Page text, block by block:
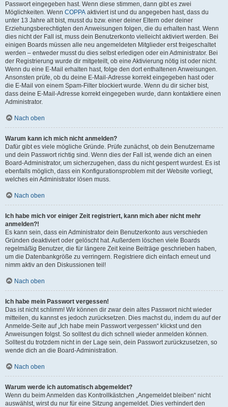
Passwort eingegeben hast. Wenn diese stimmen, dann gibt es zwei
Möglichkeiten. Wenn COPPA aktiviert ist und du angegeben hast, dass du
unter 13 Jahre alt bist, musst du bzw. einer deiner Eltern oder deiner
Erziehungsberechtigten den Anweisungen folgen, die du erhalten hast. Wenn
dies nicht der Fall ist, muss dein Benutzerkonto vielleicht aktiviert werden. Bei
einigen Boards müssen alle neu angemeldeten Mitglieder erst freigeschaltet
werden – entweder musst du dies selbst erledigen oder ein Administrator. Bei
der Registrierung wurde dir mitgeteilt, ob eine Aktivierung nötig ist oder nicht.
Wenn du eine E-Mail erhalten hast, folge den dort enthaltenen Anweisungen.
Ansonsten prüfe, ob du deine E-Mail-Adresse korrekt eingegeben hast oder
die E-Mail von einem Spam-Filter blockiert wurde. Wenn du dir sicher bist,
dass deine E-Mail-Adresse korrekt eingegeben wurde, dann kontaktiere einen
Administrator.
Nach oben
Warum kann ich mich nicht anmelden?
Dafür gibt es viele mögliche Gründe. Prüfe zunächst, ob dein Benutzername
und dein Passwort richtig sind. Wenn dies der Fall ist, wende dich an einen
Board-Administrator, um sicherzugehen, dass du nicht gesperrt wurdest. Es ist
ebenfalls möglich, dass ein Konfigurationsproblem mit der Website vorliegt,
welches ein Administrator lösen muss.
Nach oben
Ich habe mich vor einiger Zeit registriert, kann mich aber nicht mehr
anmelden?!
Es kann sein, dass ein Administrator dein Benutzerkonto aus verschieden
Gründen deaktiviert oder gelöscht hat. Außerdem löschen viele Boards
regelmäßig Benutzer, die für längere Zeit keine Beiträge geschrieben haben,
um die Datenbankgröße zu verringern. Registriere dich einfach erneut und
nimm aktiv an den Diskussionen teil!
Nach oben
Ich habe mein Passwort vergessen!
Das ist nicht schlimm! Wir können dir zwar dein altes Passwort nicht wieder
mitteilen, du kannst es jedoch zurücksetzen. Dies machst du, indem du auf der
Anmelde-Seite auf „Ich habe mein Passwort vergessen“ klickst und den
Anweisungen folgst. So solltest du dich schnell wieder anmelden können.
Solltest du trotzdem nicht in der Lage sein, dein Passwort zurückzusetzen, so
wende dich an die Board-Administration.
Nach oben
Warum werde ich automatisch abgemeldet?
Wenn du beim Anmelden das Kontrollkästchen „Angemeldet bleiben“ nicht
auswählst, wirst du nur für eine Sitzung angemeldet. Dies verhindert den